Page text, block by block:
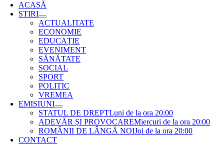
ACASĂ
STIRI
ACTUALITATE
ECONOMIE
EDUCAȚIE
EVENIMENT
SĂNĂTATE
SOCIAL
SPORT
POLITIC
VREMEA
EMISIUNI
STATUL DE DREPTLuni de la ora 20:00
ADEVĂR ȘI PROVOCAREMiercuri de la ora 20:00
ROMÂNII DE LÂNGĂ NOIJoi de la ora 20:00
CONTACT